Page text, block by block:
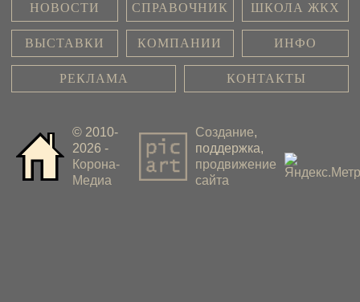
НОВОСТИ СПРАВОЧНИК ШКОЛА ЖКХ
ВЫСТАВКИ КОМПАНИИ ИНФО
РЕКЛАМА КОНТАКТЫ
© 2010-
2026 -
Корона-
Медиа
Создание,
поддержка,
продвижение
сайта